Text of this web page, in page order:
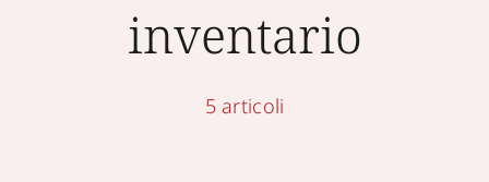
inventario
5 articoli